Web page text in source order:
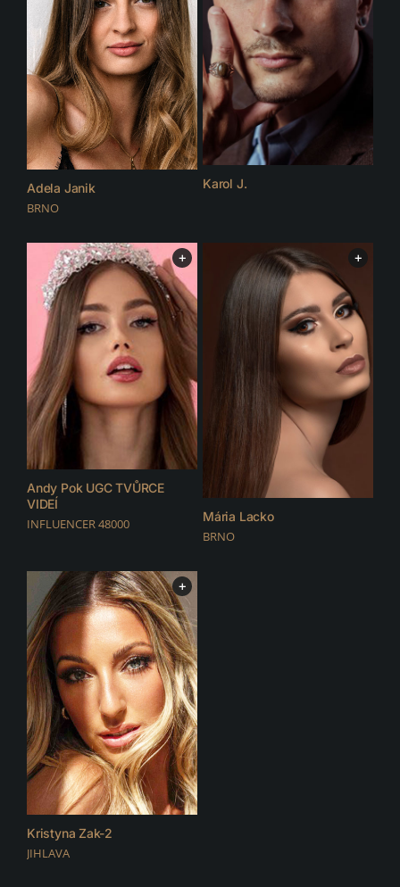
Adela Janik
BRNO
Karol J.
+
Andy Pok UGC TVŮRCE
VIDEÍ
INFLUENCER 48000
+
Mária Lacko
BRNO
+
Kristyna Zak-2
JIHLAVA